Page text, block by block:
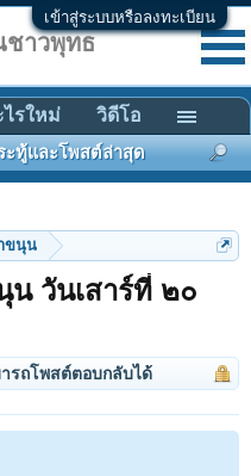
เข้าสู่ระบบหรือลงทะเบียน
ขนุน
น วันเสาร์ที่ ๒๐
รถโพสต์ตอบกลับได้
าวพุทธ
ะทู้และโพสต์ล่าสุด
ไรใหม่ วิดีโอ